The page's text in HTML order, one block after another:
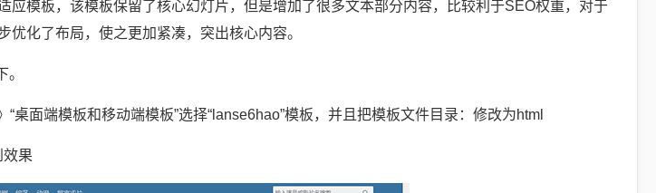
应模板，该模板保留了核心幻灯片，但是增加了很多文本部分内容，比较利于SEO权重，对于
化了布局，使之更加紧凑，突出核心内容。
面端模板和移动端模板”选择“lanse6hao”模板，并且把模板文件目录：修改为html
果